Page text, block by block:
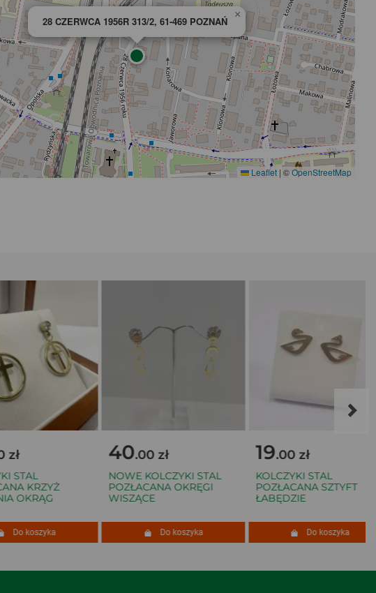
28 CZERWCA 1956R 313/2, 61-469 POZNAŃ
×
Leaflet | ©OpenStreetMap
STAL
KRZYŻ
OKRĄG
Do koszyka
40.00 zł
NOWE KOLCZYKI STAL
POZŁACANA OKRĘGI
WISZĄCE
Do koszyka
19.00 zł
KOLCZYKI STAL
POZŁACANA SZTYFT
ŁABĘDZIE
Do koszyka